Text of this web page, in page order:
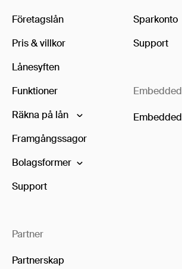
Företagslån
Pris & villkor
Lånesyften
Funktioner
Räkna på lån
Framgångssagor
Bolagsformer
Support
Partner
Partnerskap
Sparkonto
Support
Embedded
Embedded